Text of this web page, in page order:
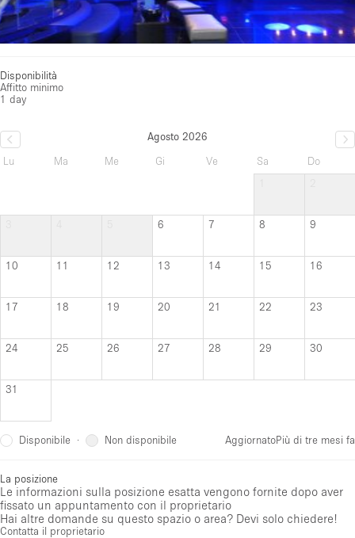
Disponibilità
Affitto minimo
1 day
Agosto 2026
Lu
Ma Me Gi Ve Sa
Do
6 7 8 9
10 11 12 13 14 15 16
17 18 19 20 21 22 23
24 25 26 27 28 29 30
31
Disponibile · Non disponibile AggiornatoPiù di tre mesi fa
La posizione
Le informazioni sulla posizione esatta vengono fornite dopo aver
fissato un appuntamento con il proprietario
Hai altre domande su questo spazio o area? Devi solo chiedere!
Contatta il proprietario